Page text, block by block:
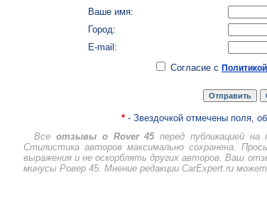
Ваше имя:
Город:
E-mail:
Согласие с
* - Звездочкой отмечены поля,
Всеотзывы о Rover 45перед публикацией на
Стилистика авторов максимально сохранена.
выражения и не оскорблять других авторов. Ваш
минусы Ровер 45. Мнение редакции CarExpert.ru